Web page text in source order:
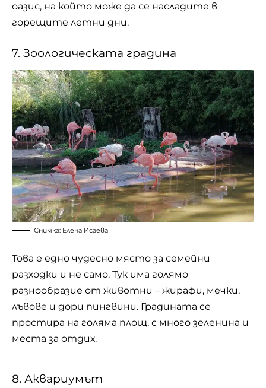
оазис, на който може да се насладите в
горещите летни дни.
7. Зоологическата градина
Снимка: Елена Исаева
Това е едно чудесно място за семейни
разходки и не само. Тук има голямо
разнообразие от животни – жирафи, мечки,
лъвове и дори пингвини. Градината се
простира на голяма площ, с много зеленина и
места за отдих.
8. Аквариумът